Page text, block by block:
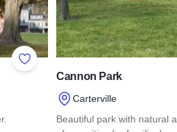
Add to Favorites
Cannon Park
Carterville
Beautiful park with natural